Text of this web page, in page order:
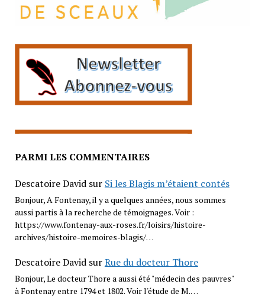
PARMI LES COMMENTAIRES
Descatoire Davidsur Si les Blagis m’étaient contés
Bonjour, A Fontenay, il y a quelques années, nous sommes
aussi partis à la recherche de témoignages. Voir :
https://www.fontenay-aux-roses.fr/loisirs/histoire-
archives/histoire-memoires-blagis/…
Descatoire DavidsurRue du docteur Thore
Bonjour, Le docteur Thore a aussi été "médecin des pauvres"
à Fontenay entre 1794 et 1802. Voir l'étude de M.…